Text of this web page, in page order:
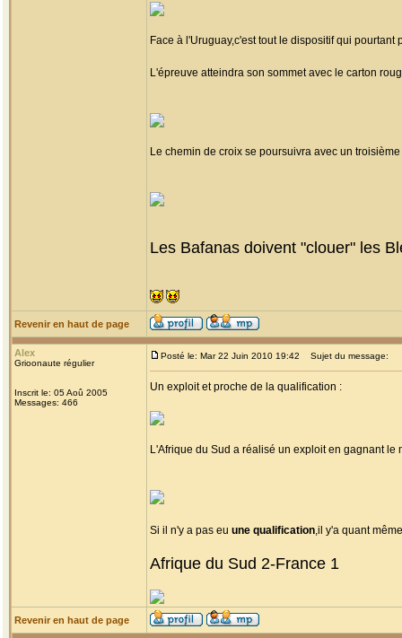
Face à l'Uruguay,c'est tout le dispositif qui
L'épreuve atteindra son sommet avec le carton
Le chemin de croix se poursuivra avec un
Les Bafanas doivent "clouer" les
Revenir en haut de page
Alex
Grioonaute régulier
Inscrit le: 05 Aoû 2005
Messages: 466
Posté le: Mar 22 Juin 2010 19:42 Sujet du message:
Un exploit et proche de la qualification :
L'Afrique du Sud a réalisé un exploit en gagnant
Si il n'y a pas eu une qualification,il y'a quant
Afrique du Sud 2-France 1
Revenir en haut de page